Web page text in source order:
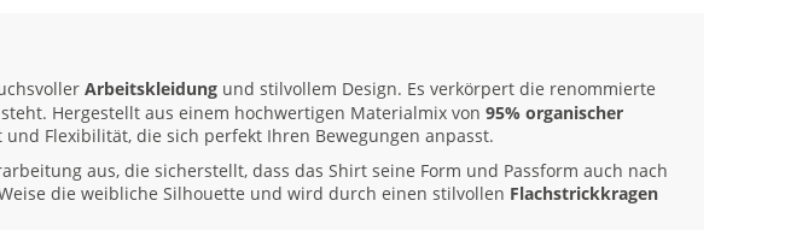
Arbeitskleidung und stilvollem Design. Es verkörpert die renommierte
Hergestellt aus einem hochwertigen Materialmix von 95% organischer
Flexibilität, die sich perfekt Ihren Bewegungen anpasst.
aus, die sicherstellt, dass das Shirt seine Form und Passform auch nach
die weibliche Silhouette und wird durch einen stilvollen Flachstrickkragen